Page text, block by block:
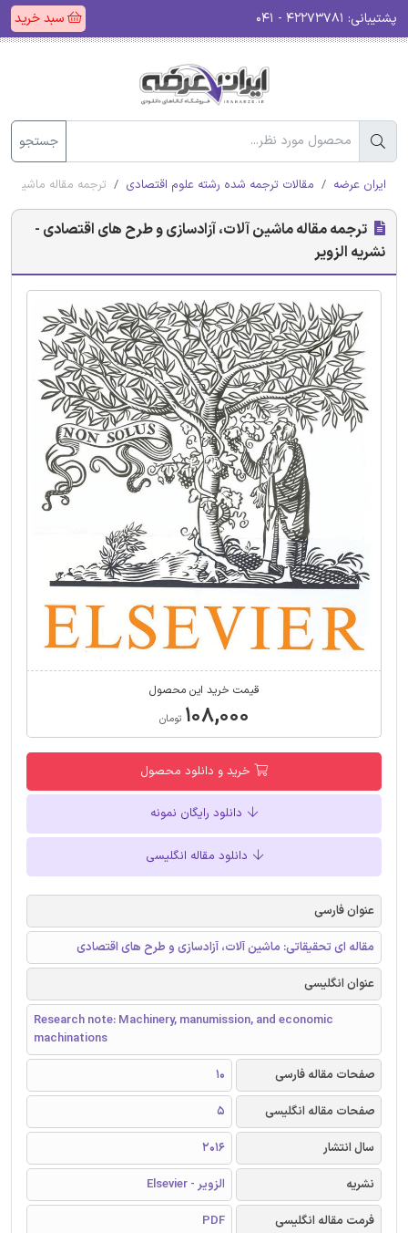
پشتیبانی: سبد خرید
جستجو
ایران عرضه مقالات ترجمه شده رشته علوم اقتصادی ترجمه مقاله ماشین
ترجمه مقاله ماشین آلات، آزادسازی و طرح های اقتصادی -
نشریه الزویر
قیمت خرید این محصول
۱۰۸,۰۰۰ تومان
خرید و دانلود محصول
دانلود رایگان نمونه
دانلود مقاله انگلیسی
عنوان فارسی
مقاله ‌ای تحقیقاتی: ماشین آلات، آزادسازی و طرح های اقتصادی
عنوان انگلیسی
Research note: Machinery, manumission, and economic
machinations
صفحات مقاله فارسی
10
صفحات مقاله انگلیسی
5
سال انتشار
2016
نشریه
الزویر - Elsevier
فرمت مقاله انگلیسی
PDF